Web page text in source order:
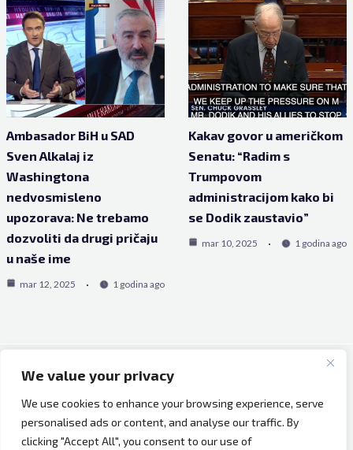
We value your privacy
We use cookies to enhance your browsing experience, serve
personalised ads or content, and analyse our traffic. By
clicking "Accept All", you consent to our use of
Ambasador BiH u SAD
Sven Alkalaj iz
Washingtona
nedvosmisleno
upozorava: Ne trebamo
dozvoliti da drugi pričaju
u naše ime
mar 12, 2025 1 godina ago
Kakav govor u američkom
Senatu: “Radim s
Trumpovom
administracijom kako bi
se Dodik zaustavio”
mar 10, 2025 1 godina ago
Copyright © 2026 Bh Dijaspora.
O nama
Marketing